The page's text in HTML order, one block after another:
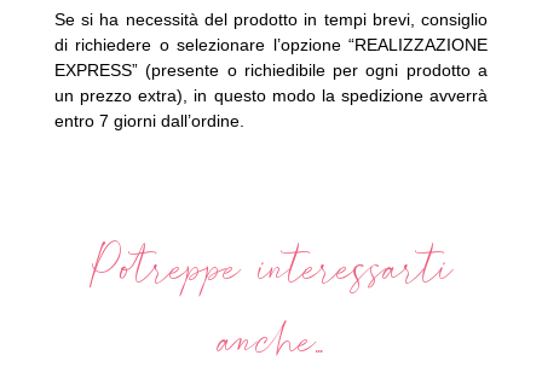
Se si ha necessità del prodotto in tempi brevi, consiglio
di richiedere o selezionare l’opzione “REALIZZAZIONE
EXPRESS” (presente o richiedibile per ogni prodotto a
un prezzo extra), in questo modo la spedizione avverrà
entro 7 giorni dall’ordine.
Potreppe interessarti
anche...